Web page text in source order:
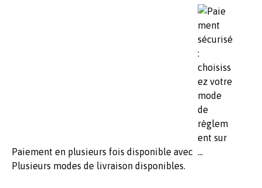
Paiement en plusieurs fois disponible avec
Plusieurs modes de livraison disponibles.